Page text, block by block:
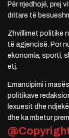
Për rrjedhojë, prej
dritare të
Zhvillimet politike
të agjencisë. Por
ekonomia, sporti,
etj.
Emancipimi i
politikave
lexuesit dhe
dhe ka mbetur